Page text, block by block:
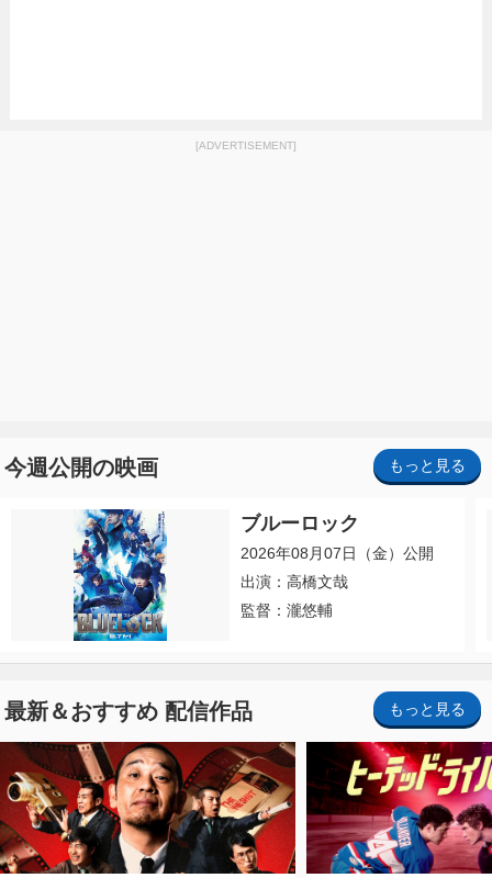
[ADVERTISEMENT]
今週公開の映画 もっと見る
ブルーロック
2026年08月07日（金）公開
出演：高橋文哉
監督：瀧悠輔
最新＆おすすめ 配信作品 もっと見る